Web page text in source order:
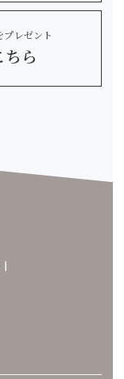
レゼント
ちら